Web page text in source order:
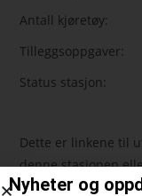
Antall kjøretøy:
Tilleggsoppgaver:
Status stasjon:
Dette er linkene til
denne stasjonen
Nyheter og